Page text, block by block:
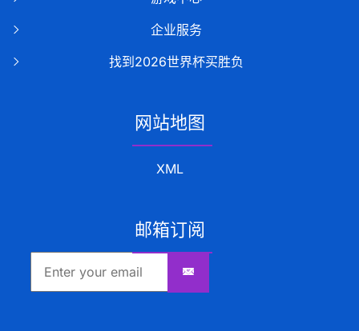
企业服务
找到2026世界杯买胜负
网站地图
XML
邮箱订阅